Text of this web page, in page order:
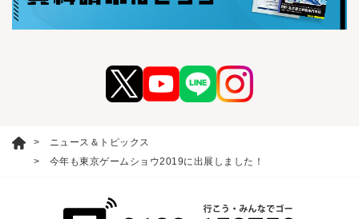
ニュース＆トピックス
今年も東京ゲームショウ2019に出展しました！